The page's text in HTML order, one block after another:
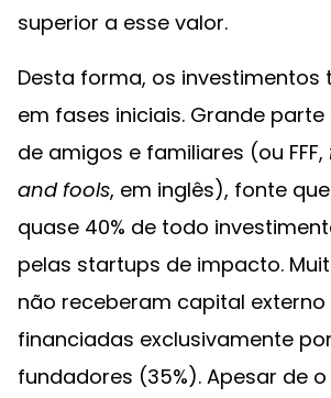
superior a esse valor.
Desta forma, os
em fases iniciais. Grande
de amigos e familiares (ou FFF,
and fools, em inglês), fonte
quase 40% de todo
pelas startups de impacto.
não receberam capital
financiadas exclusivamente
fundadores (35%). Apesar de